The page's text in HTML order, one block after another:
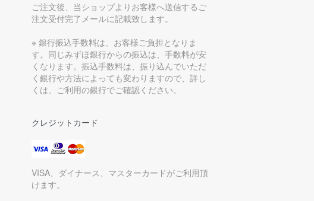
ご注文後、当ショップよりお客様へ送信するご
注文受付完了メールに記載致します。
※ 銀行振込手数料は、お客様ご負担となりま
す。同じみずほ銀行からの振込は、手数料が安
くなります。振込手数料は、振り込んでいただ
く銀行や方法によっても変わりますので、詳し
くは、ご利用の銀行でご確認ください。
クレジットカード
VISA、ダイナース、マスターカードがご利用頂
けます。